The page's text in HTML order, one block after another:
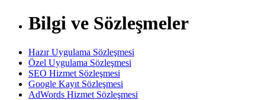
Bilgi ve Sözleşmeler
Hazır Uygulama Sözleşmesi
Özel Uygulama Sözleşmesi
SEO Hizmet Sözleşmesi
Google Kayıt Sözleşmesi
AdWords Hizmet Sözleşmesi